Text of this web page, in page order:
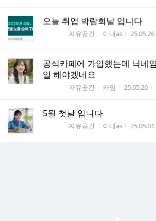
오늘 취업 박람회날 입니다
자유공간 작성자
이내as 작성시간
25.05.26
공식카페에 가입했는데 닉네
일 해야겠네요
자유공간 작성자
카임 작성시간
25.05.20
5월 첫날 입니다
자유공간 작성자
이내as 작성시간
25.05.01